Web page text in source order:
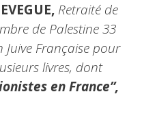
Retraité de
de Palestine 33
Juive Française pour
livres, dont
en France”,